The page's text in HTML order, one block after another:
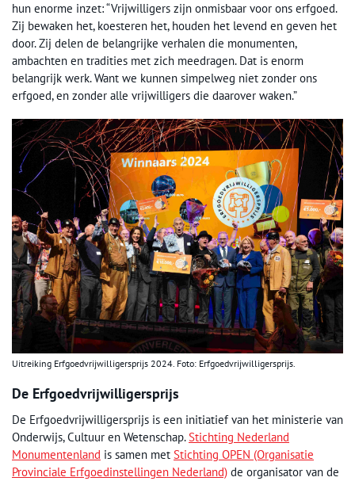
hun enorme inzet: “Vrijwilligers zijn onmisbaar voor ons erfgoed.
Zij bewaken het, koesteren het, houden het levend en geven het
door. Zij delen de belangrijke verhalen die monumenten,
ambachten en tradities met zich meedragen. Dat is enorm
belangrijk werk. Want we kunnen simpelweg niet zonder ons
erfgoed, en zonder alle vrijwilligers die daarover waken.”
Uitreiking Erfgoedvrijwilligersprijs 2024. Foto: Erfgoedvrijwilligersprijs.
De Erfgoedvrijwilligersprijs
De Erfgoedvrijwilligersprijs is een initiatief van het ministerie van
Onderwijs, Cultuur en Wetenschap.Stichting Nederland
Monumentenland is samen met Stichting OPEN (Organisatie
Provinciale Erfgoedinstellingen Nederland) de organisator van de